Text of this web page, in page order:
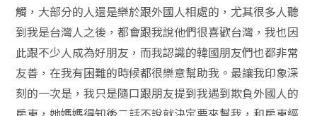
觸，大部分的人還是樂於跟外國人相處的，尤其很多人聽
到我是台灣人之後，都會跟我說他們很喜歡台灣，我也因
此跟不少人成為好朋友，而我認識的韓國朋友們也都非常
友善，在我有困難的時候都很樂意幫助我。最讓我印象深
刻的一次是，我只是隨口跟朋友提到我遇到欺負外國人的